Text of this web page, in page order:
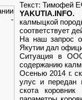
Текст: Тимофей
YAKUTIA.INFO.
калмыцкой
соответствует
На наш запрос
Якутии дал
Ситуация в ООО
содержанию
Осенью 2014 г.
улус и передан
скота